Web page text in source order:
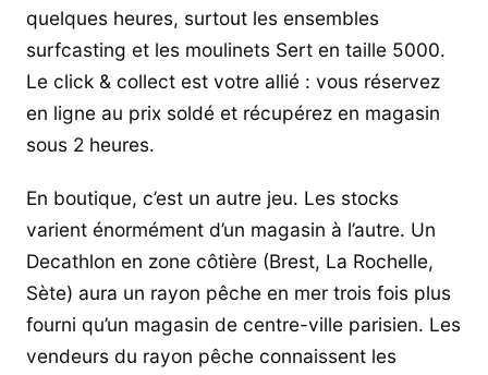
quelques heures, surtout les ensembles
surfcasting et les moulinets Sert en taille 5000.
Le click & collect est votre allié : vous réservez
en ligne au prix soldé et récupérez en magasin
sous 2 heures.
En boutique, c’est un autre jeu. Les stocks
varient énormément d’un magasin à l’autre. Un
Decathlon en zone côtière (Brest, La Rochelle,
Sète) aura un rayon pêche en mer trois fois plus
fourni qu’un magasin de centre-ville parisien. Les
vendeurs du rayon pêche connaissent les